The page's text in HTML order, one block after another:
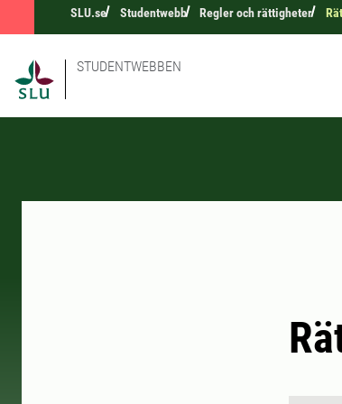
SLU.se Studentwebb Regler och rättigheter
STUDENTWEBBEN